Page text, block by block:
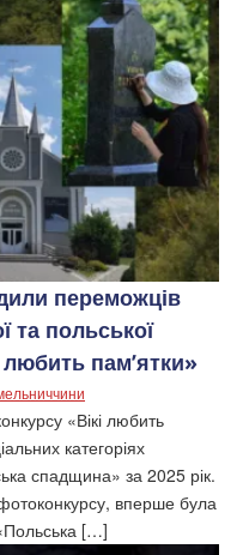
переможців
та польської
любить пам’ятки»
«Вікі любить
категоріях
спадщина» за 2025 рік.
вперше була
[…]